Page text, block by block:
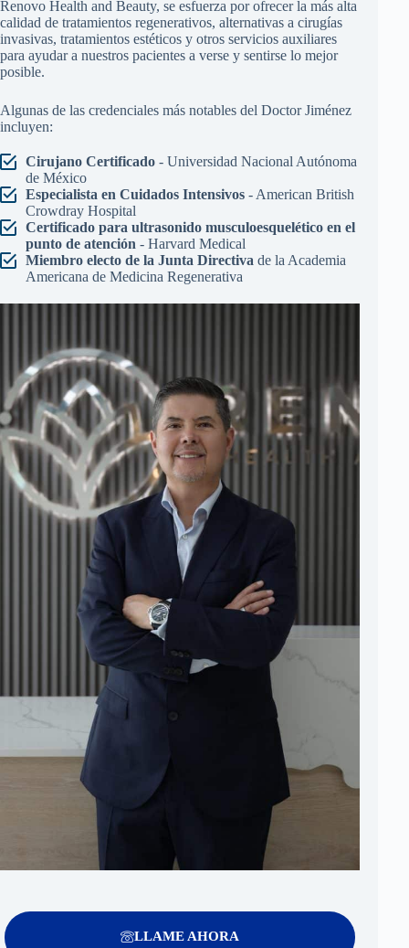
Renovo Health and Beauty, se esfuerza por ofrecer la más alta
calidad de tratamientos regenerativos, alternativas a cirugías
invasivas, tratamientos estéticos y otros servicios auxiliares
para ayudar a nuestros pacientes a verse y sentirse lo mejor
posible.
Algunas de las credenciales más notables del Doctor Jiménez
incluyen:
Cirujano Certificado- Universidad Nacional Autónoma
de México
Especialista en Cuidados Intensivos- American British
Crowdray Hospital
Certificado para ultrasonido musculoesquelético en el
punto de atención - Harvard Medical
Miembro electo de la Junta Directiva de la Academia
Americana de Medicina Regenerativa
LLAME AHORA